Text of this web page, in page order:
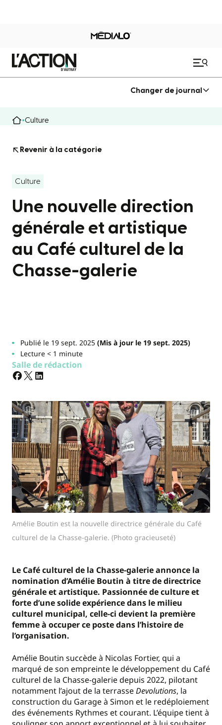
Changer de journal
Culture
Revenir à la catégorie
Culture
Une nouvelle direction
générale et artistique
au Café culturel de la
Chasse-galerie
Publié le 19 sept. 2025(Mis à jour le 19 sept. 2025)
Lecture < 1 minute
Salle de rédaction
Amélie Boutin est la nouvelle directrice générale du Café
culturel de la Chasse-galerie. (Photo gracieuseté)
Le Café culturel de la Chasse-galerie annonce la
nomination d’Amélie Boutin à titre de directrice
générale et artistique. Passionnée de culture et
forte d’une solide expérience dans le milieu
culturel municipal, celle-ci devient la première
femme à occuper ce poste dans l’histoire de
l’organisation.
Amélie Boutin succède à Nicolas Fortier, qui a
marqué de son empreinte le développement du Café
culturel de la Chasse-galerie depuis 2022, pilotant
notamment l’ajout de la terrasseDevolutions, la
construction du Garage à Simon et le redéploiement
des événements Rythmes et courant. L’équipe tient à